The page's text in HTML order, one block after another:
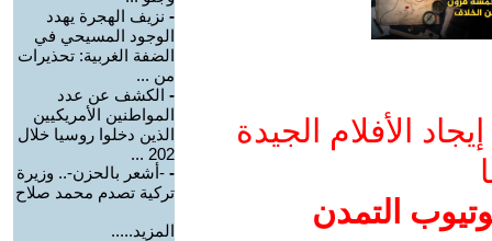
الأفلام الجيدة
التمدن
- نزيف الهجرة يهدد
الوجود المسيحي في
الضفة الغربية: تحذيرات
من ...
- الكشف عن عدد
المواطنين الأمريكيين
الذين دخلوا روسيا خلال
202 ...
- -أشعر بالحزن-.. وزيرة
تركية تصدم محمد صلاح
المزيد.....